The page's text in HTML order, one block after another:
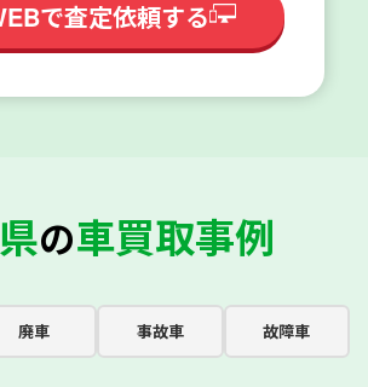
で査定依頼する
の車買取事例
廃車 事故車 故障車